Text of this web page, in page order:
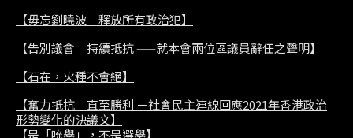
【毋忘劉曉波 釋放所有政治犯】
【告別議會 持續抵抗 ——就本會兩位區議員辭任之聲明】
【石在，火種不會絕】
【奮力抵抗 直至勝利 －社會民主連線回應2021年香港政治
形勢變化的決議文】
【是「吮舉」，不是選舉】